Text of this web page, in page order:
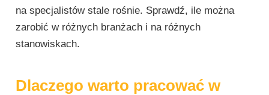
na specjalistów stale rośnie. Sprawdź, ile można
zarobić w różnych branżach i na różnych
stanowiskach.
Dlaczego warto pracować w